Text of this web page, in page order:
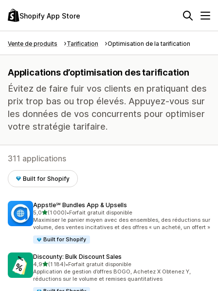
Shopify App Store
Vente de produits Tarification Optimisation de la tarification
Applications d’optimisation des tarification
Évitez de faire fuir vos clients en pratiquant des
prix trop bas ou trop élevés. Appuyez-vous sur
les données de vos concurrents pour optimiser
votre stratégie tarifaire.
311 applications
Built for Shopify
Appstle℠ Bundles App & Upsells
5,0étoile(s) sur 5
(1 000)
1000 avis au total
•Forfait gratuit disponible
Maximiser le panier moyen avec des ensembles, des réductions sur
volume, des ventes incitatives et des offres « un acheté, un offert »
Built for Shopify
Discounty: Bulk Discount Sales
4,9étoile(s) sur 5
(1 184)
1184 avis au total
•Forfait gratuit disponible
Application de gestion d’offres BOGO, Achetez X Obtenez Y,
réductions sur le volume et remises quantitatives